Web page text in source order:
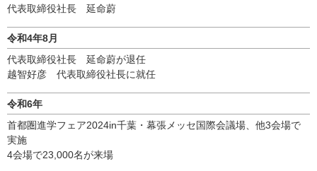
代表取締役社長 延命蔚
令和4年8月
代表取締役社長 延命蔚が退任
越智好彦 代表取締役社長に就任
令和6年
首都圏進学フェア2024in千葉・幕張メッセ国際会議場、他3会場で
実施
4会場で23,000名が来場